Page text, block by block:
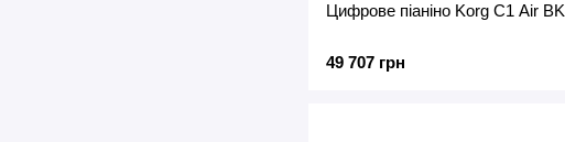
Цифрове піаніно Korg C1 Air BK
49 707 грн